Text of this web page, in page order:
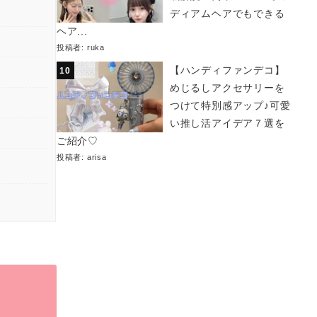
ディアムヘアでもできる
ヘア...
投稿者: ruka
【ハンディファンデコ】
めじるしアクセサリーを
つけて特別感アップ♪可愛
い推し活アイデア７選を
ご紹介♡
投稿者: arisa